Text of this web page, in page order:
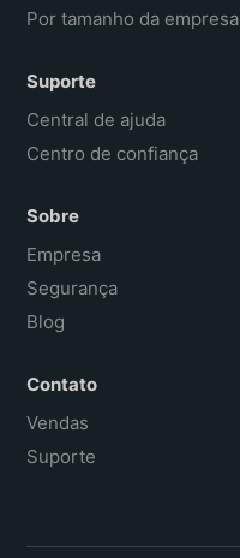
Por tamanho da empresa
Suporte
Central de ajuda
Centro de confiança
Sobre
Empresa
Segurança
Blog
Contato
Vendas
Suporte